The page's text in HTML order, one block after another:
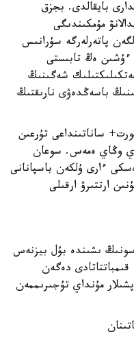
2021- 2023 -جىلدارى بايقالدى. بجزق
مۇمكىندىگى
پاتەرلەرگە سۇرانىس
ءۇشىن ەڭ تابىستى
شەگىنىڭ
باسەڭدەۋى نارىقتىڭ
ساناتىنداعى تۇرعىن
وڭاي ەمەس. سوعان
ەسكى ءارى ۇلكەن باسپانانى
ارتتىرۋ ارقىلى
سونىڭ ىشىندە بۇل بيزنەس
دەگەن
مۇنداي تۇجىرىممەن